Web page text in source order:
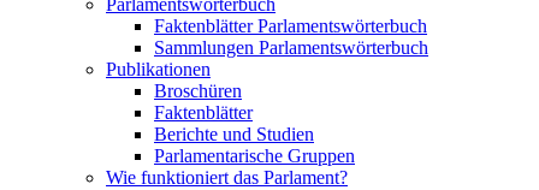
Parlamentswörterbuch
Faktenblätter Parlamentswörterbuch
Sammlungen Parlamentswörterbuch
Publikationen
Broschüren
Faktenblätter
Berichte und Studien
Parlamentarische Gruppen
Wie funktioniert das Parlament?